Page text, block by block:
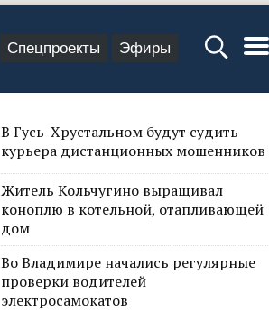
Спецпроекты Эфиры
В Гусь-Хрустальном будут судить
курьера дистанционных мошенников
Житель Кольчугино выращивал
коноплю в котельной, отапливающей
дом
Во Владимире начались регулярные
проверки водителей
электросамокатов